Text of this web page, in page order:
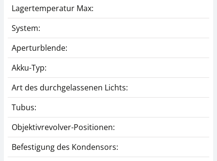
Lagertemperatur Max:
System:
Aperturblende:
Akku-Typ:
Art des durchgelassenen Lichts:
Tubus:
Objektivrevolver-Positionen:
Befestigung des Kondensors: